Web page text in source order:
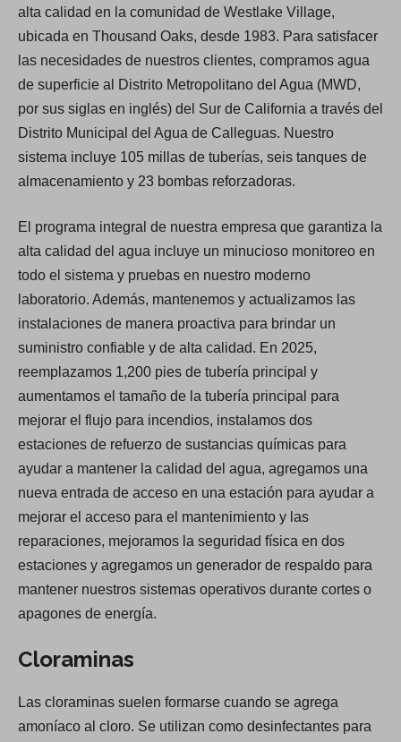
alta calidad en la comunidad de Westlake Village,
ubicada en Thousand Oaks, desde 1983. Para satisfacer
las necesidades de nuestros clientes, compramos agua
de superficie al Distrito Metropolitano del Agua (MWD,
por sus siglas en inglés) del Sur de California a través del
Distrito Municipal del Agua de Calleguas. Nuestro
sistema incluye 105 millas de tuberías, seis tanques de
almacenamiento y 23 bombas reforzadoras.
El programa integral de nuestra empresa que garantiza la
alta calidad del agua incluye un minucioso monitoreo en
todo el sistema y pruebas en nuestro moderno
laboratorio. Además, mantenemos y actualizamos las
instalaciones de manera proactiva para brindar un
suministro confiable y de alta calidad. En 2025,
reemplazamos 1,200 pies de tubería principal y
aumentamos el tamaño de la tubería principal para
mejorar el flujo para incendios, instalamos dos
estaciones de refuerzo de sustancias químicas para
ayudar a mantener la calidad del agua, agregamos una
nueva entrada de acceso en una estación para ayudar a
mejorar el acceso para el mantenimiento y las
reparaciones, mejoramos la seguridad física en dos
estaciones y agregamos un generador de respaldo para
mantener nuestros sistemas operativos durante cortes o
apagones de energía.
Cloraminas
Las cloraminas suelen formarse cuando se agrega
amoníaco al cloro. Se utilizan como desinfectantes para